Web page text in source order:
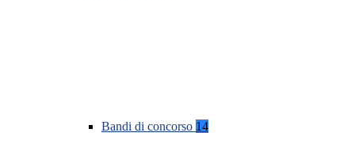
Bandi di concorso 14